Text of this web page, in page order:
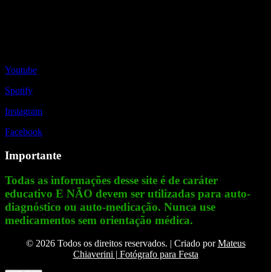
Youtube
Spotify
Instagram
Facebook
Importante
Todas as informações desse site é de caráter
educativo E NÃO devem ser utilizadas para auto-
diagnóstico ou auto-medicação. Nunca use
medicamentos sem orientação médica.
© 2026 Todos os direitos reservados. | Criado porMateus
Chiaverini | Fotógrafo para Festa